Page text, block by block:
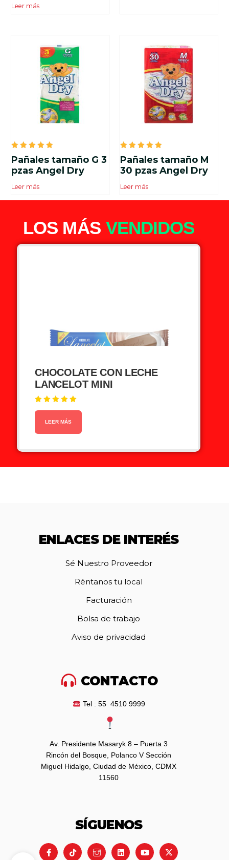
Leer más
Valorado
en
5.00
de 5
Pañales tamaño G 3
pzas Angel Dry
Leer más
Valorado
en
5.00
de 5
Pañales tamaño M
30 pzas Angel Dry
Leer más
LOS MÁS VENDIDOS
CHOCOLATE CON LECHE
LANCELOT MINI
Valorado en
LEER MÁS
ENLACES DE INTERÉS
Sé Nuestro Proveedor
Réntanos tu local
Facturación
Bolsa de trabajo
Aviso de privacidad
CONTACTO
Tel : 55 4510 9999
Av. Presidente Masaryk 8 – Puerta 3
Rincón del Bosque, Polanco V Sección
Miguel Hidalgo, Ciudad de México, CDMX
11560
SÍGUENOS